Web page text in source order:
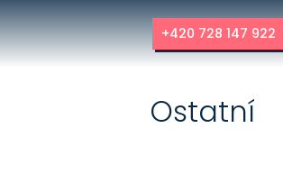
+420 728 147 922
Ostatní